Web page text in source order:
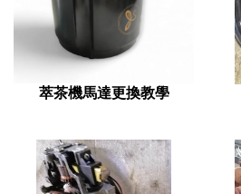
萃茶機馬達更換教學